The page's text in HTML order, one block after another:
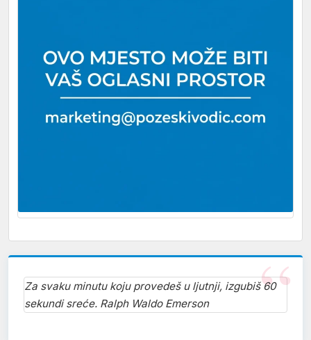
Za svaku minutu koju provedeš u ljutnji, izgubiš 60
sekundi sreće. Ralph Waldo Emerson